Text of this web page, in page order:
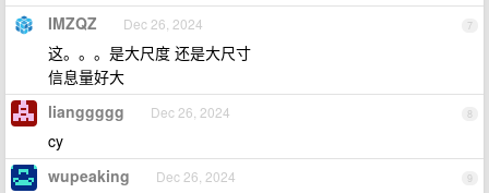
7
IMZQZ Dec 26, 2024
这。。。是大尺度 还是大尺寸
信息量好大
8
lianggggg Dec 26, 2024
cy
9
wupeaking Dec 26, 2024